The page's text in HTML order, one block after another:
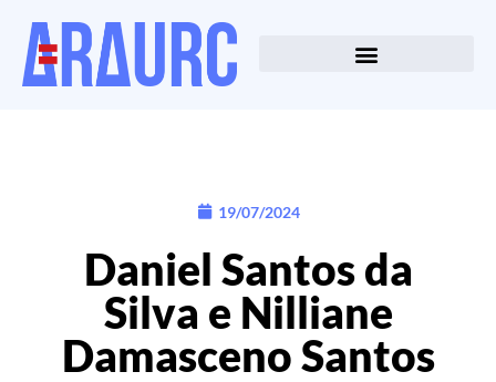
19/07/2024
Daniel Santos da
Silva e Nilliane
Damasceno Santos